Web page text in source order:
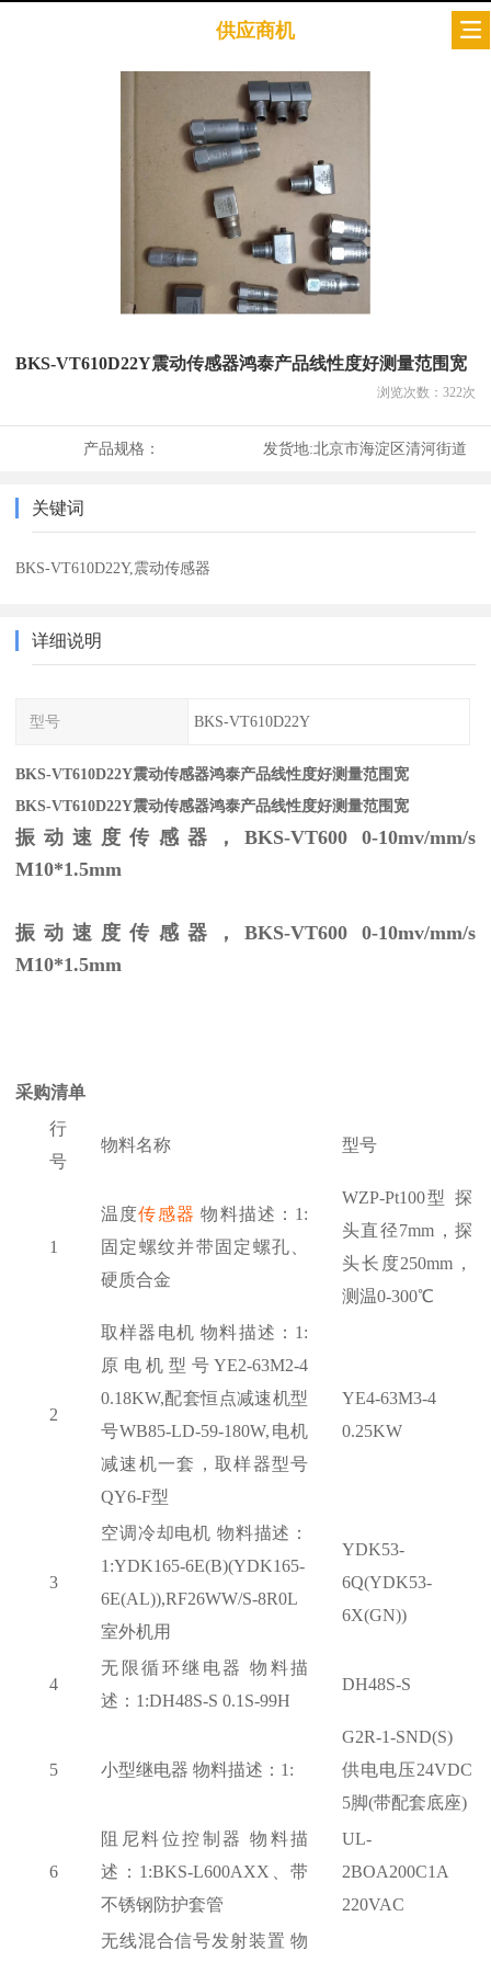
供应商机
BKS-VT610D22Y震动传感器鸿泰产品线性度好测量范围宽
浏览次数： 322次
产品规格： 发货地:北京市海淀区清河街道
关键词
BKS-VT610D22Y,震动传感器
详细说明
型号 BKS-VT610D22Y
BKS-VT610D22Y震动传感器鸿泰产品线性度好测量范围宽
BKS-VT610D22Y震动传感器鸿泰产品线性度好测量范围宽
振动速度传感器，BKS-VT600 0-10mv/mm/s
M10*1.5mm
振动速度传感器，BKS-VT600 0-10mv/mm/s
M10*1.5mm
采购清单
行
号
物料名称 型号
1
温度传感器 物料描述：1:
固定螺纹并带固定螺孔、
硬质合金
WZP-Pt100型 探
头直径7mm，探
头长度250mm，
测温0-300℃
2
取样器电机 物料描述： 1:
原电机型号YE2-63M2-4
0.18KW,配套恒点减速机型
号WB85-LD-59-180W,电机
减速机一套，取样器型号
QY6-F型
YE4-63M3-4
0.25KW
3
空调冷却电机 物料描述：
1:YDK165-6E(B)(YDK165-
6E(AL)),RF26WW/S-8R0L
室外机用
YDK53-
6Q(YDK53-
6X(GN))
4
无限循环继电器
物料描
述： 1:DH48S-S 0.1S-99H
DH48S-S
5 小型继电器 物料描述： 1:
G2R-1-SND(S)
供电电压24VDC
5脚(带配套底座)
6
阻尼料位控制器
物料描
述： 1:BKS-L600AXX、带
不锈钢防护套管
UL-
2BOA200C1A
220VAC
无线混合信号发射装置 物